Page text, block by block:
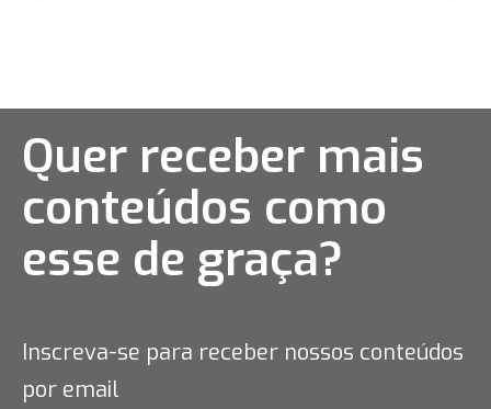
Quer receber mais
conteúdos como
esse de graça?
Inscreva-se para receber nossos conteúdos
por email